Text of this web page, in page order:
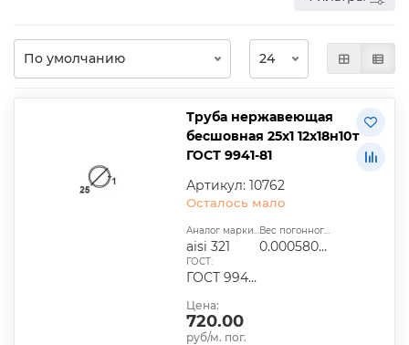
Труба нержавеющая
бесшовная 25х1 12х18н10т
ГОСТ 9941-81
Артикул: 10762
Осталось мало
Аналог марки стали:
aisi 321
Вес погонного метра, т.:
0.00058056
ГОСТ:
ГОСТ 9940-81, ГОСТ 9941-81, ГОСТ 24030-80, ГОСТ 10498-82
Цена:
720.00
руб/м. пог.